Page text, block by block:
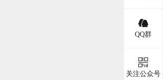
QQ群
关注公众号